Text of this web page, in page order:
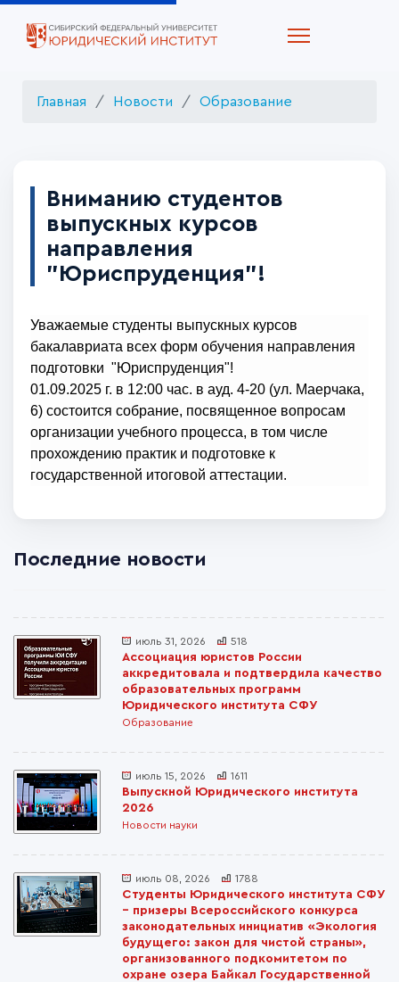
Главная Новости Образование
Вниманию студентов
выпускных курсов
направления
"Юриспруденция"!
Уважаемые студенты выпускных курсов
бакалавриата всех форм обучения направления
подготовки "Юриспруденция"!
01.09.2025 г. в 12:00 час. в ауд. 4-20 (ул. Маерчака,
6) состоится собрание, посвященное вопросам
организации учебного процесса, в том числе
прохождению практик и подготовке к
государственной итоговой аттестации.
Последние новости
июль 31, 2026 518
Ассоциация юристов России
аккредитовала и подтвердила качество
образовательных программ
Юридического института СФУ
Образование
июль 15, 2026 1611
Выпускной Юридического института
2026
Новости науки
июль 08, 2026 1788
Студенты Юридического института СФУ
– призеры Всероссийского конкурса
законодательных инициатив «Экология
будущего: закон для чистой страны»,
организованного подкомитетом по
охране озера Байкал Государственной